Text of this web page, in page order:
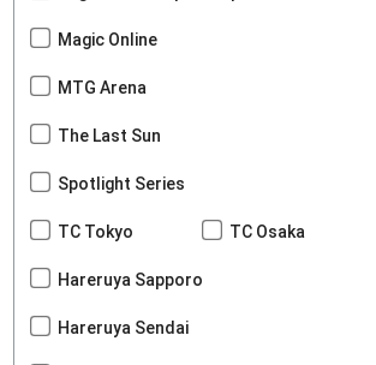
Magic Online
MTG Arena
The Last Sun
Spotlight Series
TC Tokyo TC Osaka
Hareruya Sapporo
Hareruya Sendai